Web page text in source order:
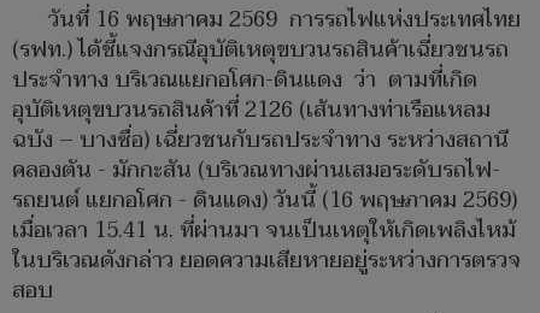
วันที่ 16 พฤษภาคม 2569 การรถไฟแห่งประเทศไทย
(รฟท.) ได้ชี้แจงกรณีอุบัติเหตุขบวนรถสินค้าเฉี่ยวชนรถ
ประจำทาง บริเวณแยกอโศก-ดินแดง ว่า ตามที่เกิด
อุบัติเหตุขบวนรถสินค้าที่ 2126 (เส้นทางท่าเรือแหลม
ฉบัง – บางซื่อ) เฉี่ยวชนกับรถประจำทาง ระหว่างสถานี
คลองตัน - มักกะสัน (บริเวณทางผ่านเสมอระดับรถไฟ-
รถยนต์ แยกอโศก - ดินแดง) วันนี้ (16 พฤษภาคม 2569)
เมื่อเวลา 15.41 น. ที่ผ่านมา จนเป็นเหตุให้เกิดเพลิงไหม้
ในบริเวณดังกล่าว ยอดความเสียหายอยู่ระหว่างการตรวจ
สอบ